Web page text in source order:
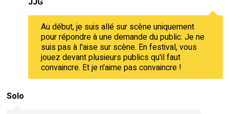
Au début, je suis allé sur scène uniquement
pour répondre à une demande du public. Je ne
suis pas à l'aise sur scène. En festival, vous
jouez devant plusieurs publics qu'il faut
convaincre. Et je n'aime pas convaincre !
Solo